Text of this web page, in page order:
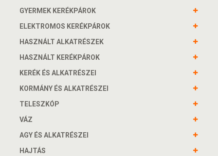
GYERMEK KERÉKPÁROK
ELEKTROMOS KERÉKPÁROK
HASZNÁLT ALKATRÉSZEK
HASZNÁLT KERÉKPÁROK
KERÉK ÉS ALKATRÉSZEI
KORMÁNY ÉS ALKATRÉSZEI
TELESZKÓP
VÁZ
AGY ÉS ALKATRÉSZEI
HAJTÁS